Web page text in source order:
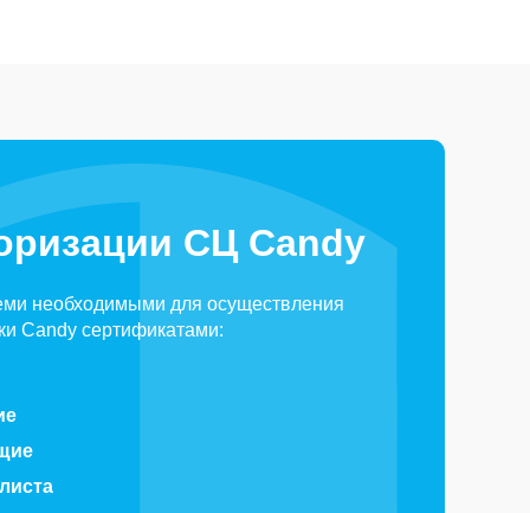
СЦ Candy
необходимыми для осуществления
Candy сертификатами: